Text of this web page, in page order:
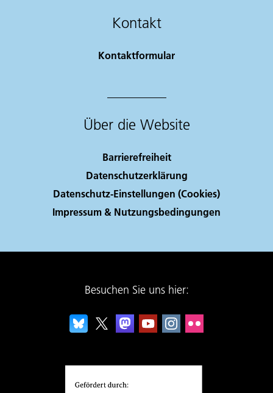
Kontakt
Kontaktformular
Über die Website
Barrierefreiheit
Datenschutzerklärung
Datenschutz-Einstellungen (Cookies)
Impressum & Nutzungsbedingungen
Besuchen Sie uns hier: